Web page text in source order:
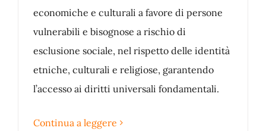
economiche e culturali a favore di persone
vulnerabili e bisognose a rischio di
esclusione sociale, nel rispetto delle identità
etniche, culturali e religiose, garantendo
l’accesso ai diritti universali fondamentali.
Continua a leggere